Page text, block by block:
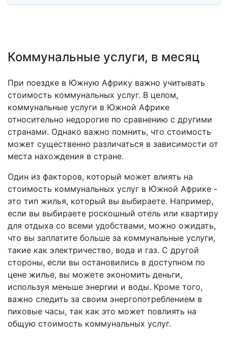
Коммунальные услуги, в месяц
При поездке в Южную Африку важно учитывать
стоимость коммунальных услуг. В целом,
коммунальные услуги в Южной Африке
относительно недорогие по сравнению с другими
странами. Однако важно помнить, что стоимость
может существенно различаться в зависимости от
места нахождения в стране.
Один из факторов, который может влиять на
стоимость коммунальных услуг в Южной Африке -
это тип жилья, который вы выбираете. Например,
если вы выбираете роскошный отель или квартиру
для отдыха со всеми удобствами, можно ожидать,
что вы заплатите больше за коммунальные услуги,
такие как электричество, вода и газ. С другой
стороны, если вы остановились в доступном по
цене жилье, вы можете экономить деньги,
используя меньше энергии и воды. Кроме того,
важно следить за своим энергопотреблением в
пиковые часы, так как это может повлиять на
общую стоимость коммунальных услуг.